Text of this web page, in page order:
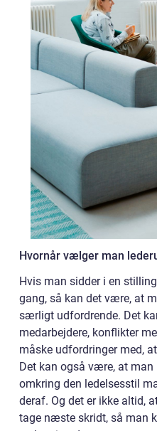
Hvornår vælger man
Hvis man sidder i en
gang, så kan det være, at
særligt udfordrende. Det
medarbejdere, konflikter
måske udfordringer med,
Det kan også være, at
omkring den ledelsesstil
deraf. Og det er ikke altid,
tage næste skridt, så man